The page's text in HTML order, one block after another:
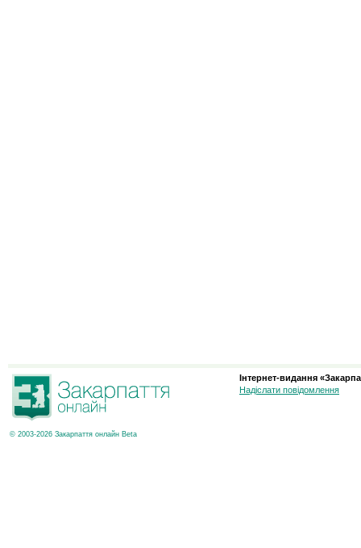
© 2003-2026 Закарпаття онлайн Beta
Інтернет-видання
Надіслати повідомлення